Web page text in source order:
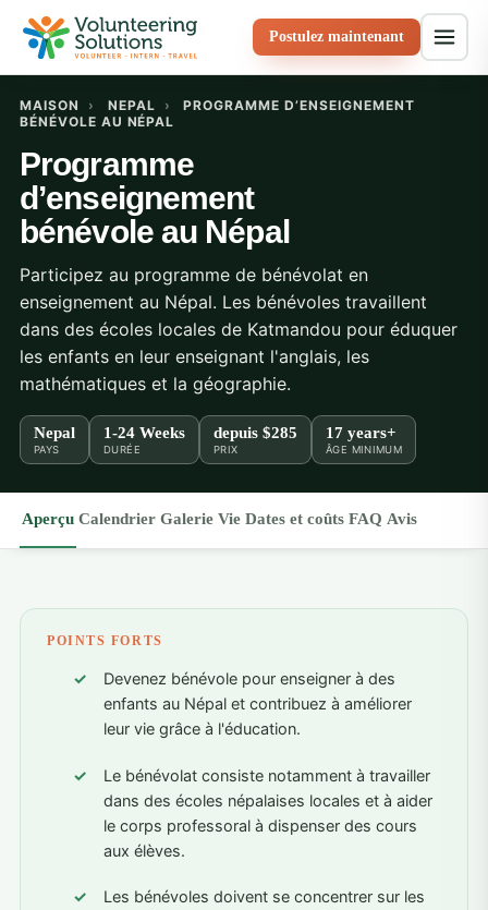
Postulez maintenant
MAISON › NEPAL ›
PROGRAMME D’ENSEIGNEMENT
BÉNÉVOLE AU NÉPAL
Programme
d’enseignement
bénévole au Népal
Participez au programme de bénévolat en
enseignement au Népal. Les bénévoles travaillent
dans des écoles locales de Katmandou pour éduquer
les enfants en leur enseignant l'anglais, les
mathématiques et la géographie.
Nepal
PAYS
1-24 Weeks
DURÉE
depuis $285
PRIX
17 years+
ÂGE MINIMUM
Aperçu Calendrier Galerie Vie Dates et coûts FAQ Avis
POINTS FORTS
Devenez bénévole pour enseigner à des
enfants au Népal et contribuez à améliorer
leur vie grâce à l'éducation.
Le bénévolat consiste notamment à travailler
dans des écoles népalaises locales et à aider
le corps professoral à dispenser des cours
aux élèves.
Les bénévoles doivent se concentrer sur les